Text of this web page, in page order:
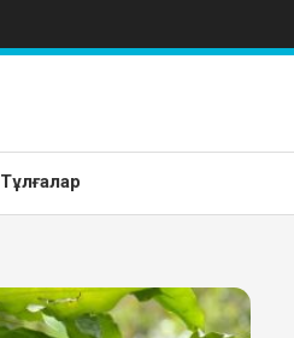
Тұлғалар